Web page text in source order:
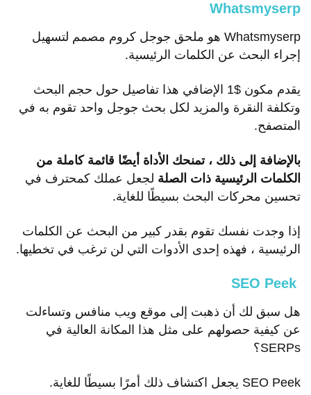
Whatsmyserp
Whatsmyserp هو ملحق جوجل كروم مصمم لتسهيل
إجراء البحث عن الكلمات الرئيسية.
يقدم مكون $1 الإضافي هذا تفاصيل حول حجم البحث
وتكلفة النقرة والمزيد لكل بحث جوجل واحد تقوم به في
المتصفح.
بالإضافة إلى ذلك ، تمنحك الأداة أيضًا قائمة كاملة من
الكلمات الرئيسية ذات الصلة لجعل عملك كمحترف في
تحسين محركات البحث بسيطًا للغاية.
إذا وجدت نفسك تقوم بقدر كبير من البحث عن الكلمات
الرئيسية ، فهذه إحدى الأدوات التي لن ترغب في تخطيها.
SEO Peek
هل سبق لك أن ذهبت إلى موقع ويب منافس وتساءلت
عن كيفية حصولهم على مثل هذا المكانة العالية في
SERPs؟
SEO Peek يجعل اكتشاف ذلك أمرًا بسيطًا للغاية.